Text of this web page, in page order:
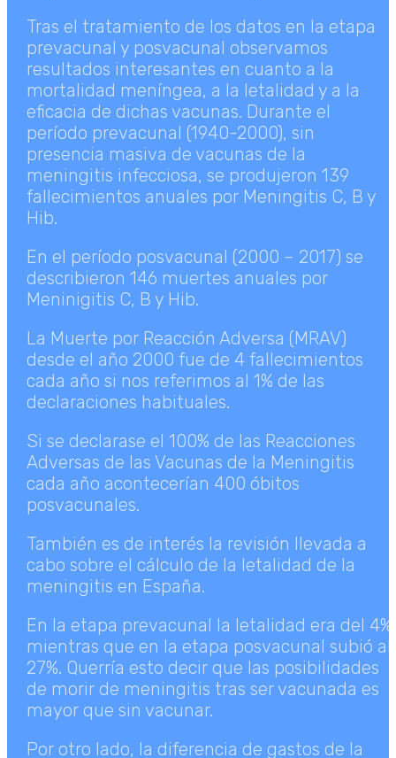
Tras el tratamiento de los datos en la etapa
prevacunal y posvacunal observamos
resultados interesantes en cuanto a la
mortalidad meníngea, a la letalidad y a la
eficacia de dichas vacunas. Durante el
período prevacunal (1940-2000), sin
presencia masiva de vacunas de la
meningitis infecciosa, se produjeron 139
fallecimientos anuales por Meningitis C, B y
Hib.
En el período posvacunal (2000 – 2017) se
describieron 146 muertes anuales por
Meninigitis C, B y Hib.
La Muerte por Reacción Adversa (MRAV)
desde el año 2000 fue de 4 fallecimientos
cada año si nos referimos al 1% de las
declaraciones habituales.
Si se declarase el 100% de las Reacciones
Adversas de las Vacunas de la Meningitis
cada año acontecerían 400 óbitos
posvacunales.
También es de interés la revisión llevada a
cabo sobre el cálculo de la letalidad de la
meningitis en España.
En la etapa prevacunal la letalidad era del 4%
mientras que en la etapa posvacunal subió al
27%. Querría esto decir que las posibilidades
de morir de meningitis tras ser vacunada es
mayor que sin vacunar.
Por otro lado, la diferencia de gastos de la